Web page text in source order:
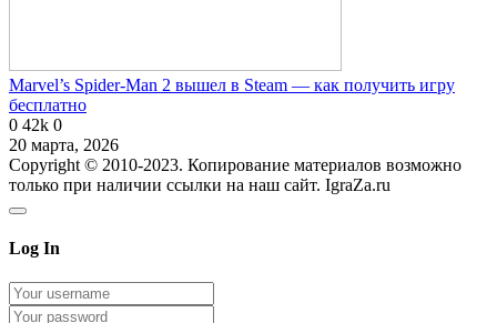
Marvel’s Spider-Man 2 вышел в Steam — как получить игру
бесплатно
0 42k 0
20 марта, 2026
Copyright © 2010-2023. Копирование материалов возможно
только при наличии ссылки на наш сайт. IgraZa.ru
Log In